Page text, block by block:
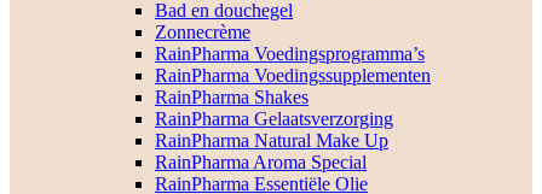
Bad en douchegel
Zonnecrème
RainPharma Voedingsprogramma’s
RainPharma Voedingssupplementen
RainPharma Shakes
RainPharma Gelaatsverzorging
RainPharma Natural Make Up
RainPharma Aroma Special
RainPharma Essentiële Olie